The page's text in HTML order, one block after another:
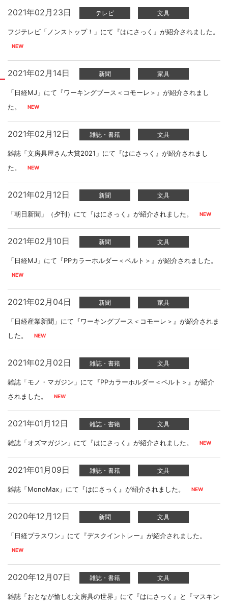
2021年02月23日 テレビ 文具
フジテレビ「ノンストップ！」にて『はにさっく』が紹介されました。
2021年02月14日 新聞 家具
「日経MJ」にて『ワーキングブース＜コモーレ＞』が紹介されまし
た。
2021年02月12日 雑誌・書籍 文具
雑誌「文房具屋さん大賞2021」にて『はにさっく』が紹介されまし
た。
2021年02月12日 新聞 文具
「朝日新聞」（夕刊）にて『はにさっく』が紹介されました。
2021年02月10日 新聞 文具
「日経MJ」にて『PPカラーホルダー＜ペルト＞』が紹介されました。
2021年02月04日 新聞 家具
「日経産業新聞」にて『ワーキングブース＜コモーレ＞』が紹介されま
した。
2021年02月02日 雑誌・書籍 文具
雑誌「モノ・マガジン」にて『PPカラーホルダー＜ペルト＞』が紹介
されました。
2021年01月12日 雑誌・書籍 文具
雑誌「オズマガジン」にて『はにさっく』が紹介されました。
2021年01月09日 雑誌・書籍 文具
雑誌「MonoMax」にて『はにさっく』が紹介されました。
2020年12月12日 新聞 文具
「日経プラスワン」にて『デスクイントレー』が紹介されました。
2020年12月07日 雑誌・書籍 文具
雑誌「おとなが愉しむ文房具の世界」にて『はにさっく』と『マスキン